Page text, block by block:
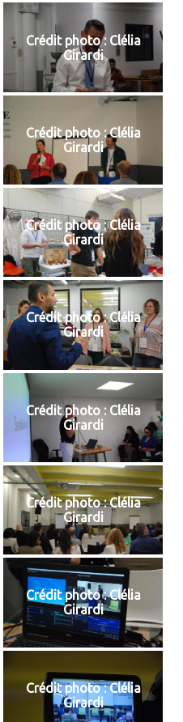
Crédit photo : Clélia
Girardi
Crédit photo : Clélia
Girardi
Crédit photo : Clélia
Girardi
Crédit photo : Clélia
Girardi
Crédit photo : Clélia
Girardi
Crédit photo : Clélia
Girardi
Crédit photo : Clélia
Girardi
Crédit photo : Clélia
Girardi